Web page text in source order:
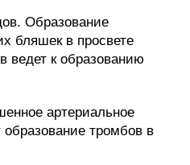
Образование
бляшек в просвете
ведет к образованию
артериальное
тромбов в